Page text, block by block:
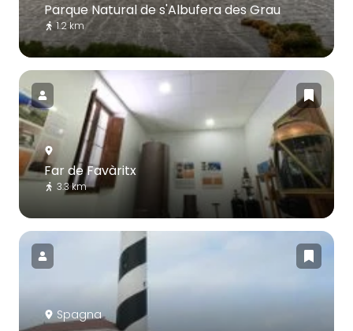
Parque Natural de s'Albufera des Grau
1.2 km
Far de Favàritx
3.3 km
Spagna